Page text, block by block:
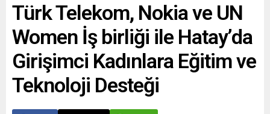
Türk Telekom, Nokia ve UN
Women İş birliği ile Hatay’da
Girişimci Kadınlara Eğitim ve
Teknoloji Desteği